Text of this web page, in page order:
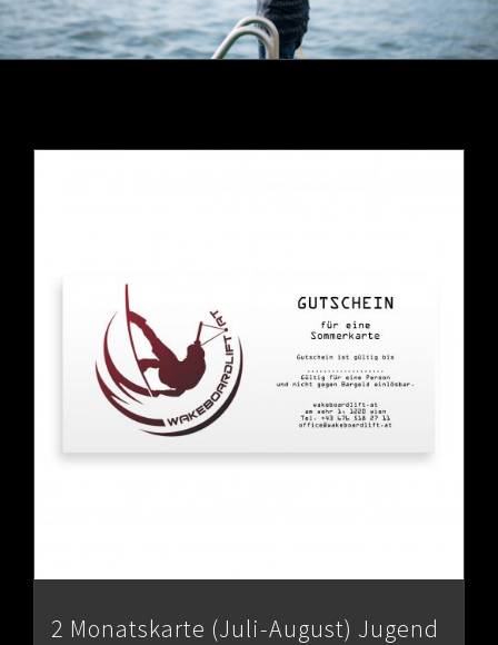
2 Monatskarte (Juli-August) Jugend